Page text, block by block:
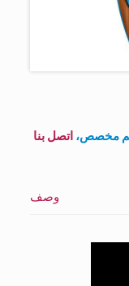
مخصص،اتصل بنا
وصف